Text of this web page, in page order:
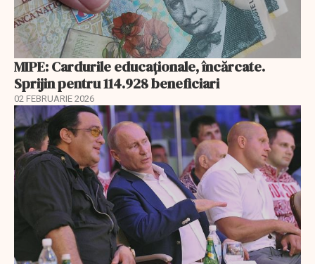
MIPE: Cardurile educaţionale, încărcate.
Sprijin pentru 114.928 beneficiari
02 FEBRUARIE 2026